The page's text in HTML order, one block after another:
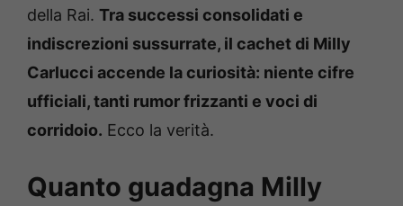
della Rai. Tra successi consolidati e
indiscrezioni sussurrate, il cachet di Milly
Carlucci accende la curiosità: niente cifre
ufficiali, tanti rumor frizzanti e voci di
corridoio. Ecco la verità.
Quanto guadagna Milly